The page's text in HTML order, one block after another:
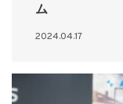
ム
2024.04.17